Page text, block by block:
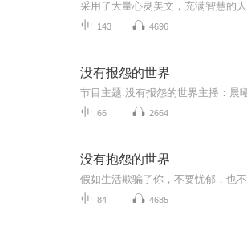
143 4696
没有报怨的世界
66 2664
没有抱怨的世界
84 4685